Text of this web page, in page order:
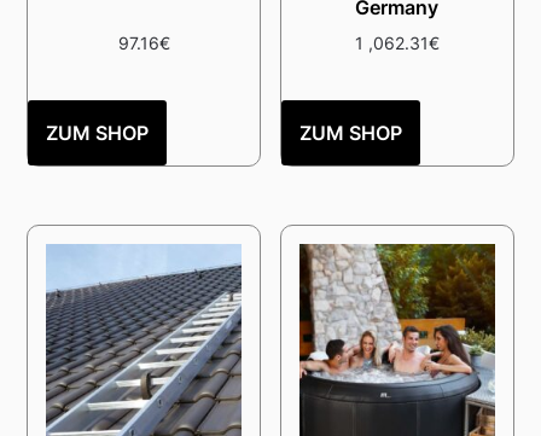
97.16€
ZUM SHOP
Germany
1 ,062.31€
ZUM SHOP